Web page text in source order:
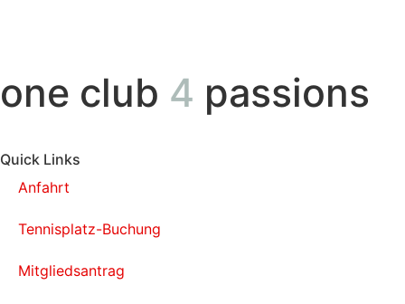
one club 4 passions
Quick Links
Anfahrt
Tennisplatz-Buchung
Mitgliedsantrag